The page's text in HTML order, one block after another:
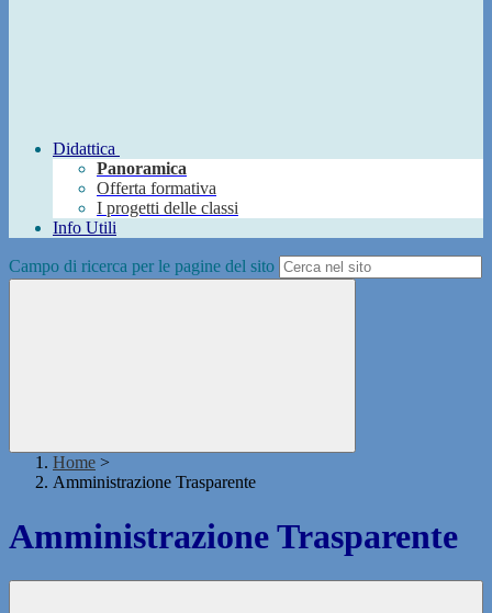
Didattica
Panoramica
Offerta formativa
I progetti delle classi
Info Utili
Campo di ricerca per le pagine del sito
Home >
Amministrazione Trasparente
Amministrazione Trasparente